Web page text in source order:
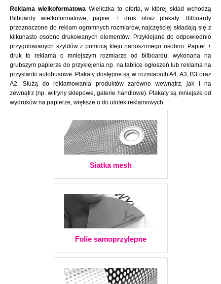
Reklama wielkoformatowaWieliczka to oferta, w której skład wchodzą
Bilboardy wielkoformatowe, papier + druk otraz plakaty. Bilboardy
przeznaczone do reklam ogromnych rozmiarów, najczęściej składają się z
kilkunasto osobno drukowanych elementów. Przyklejane do odpowiednio
przygotowanych szyldów z pomocą kleju nanoszonego osobno. Papier +
druk to reklama o mniejszym rozmiarze od bilboardu, wykonana na
grubszym papierze do przyklejenia np. na tablice ogłoszeń lub reklama na
przystanki autobusowe. Plakaty dostępne są w rozmiarach A4, A3, B3 oraz
A2. Służą do reklamowania produktów zarówno wewnątrz, jak i na
zewnątrz (np. witryny sklepowe, galerie handlowe). Plakaty są mniejsze od
wydruków na papierze, większe o do ulotek reklamowych.
Siatka mesh
Folie samoprzylepne